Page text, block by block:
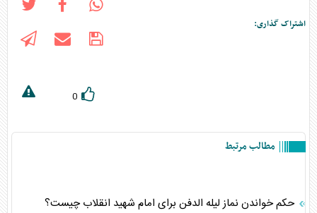
اشتراک گذاری:
0
مطالب مرتبط
حکم خواندن نماز لیله الدفن برای امام شهید انقلاب چیست؟